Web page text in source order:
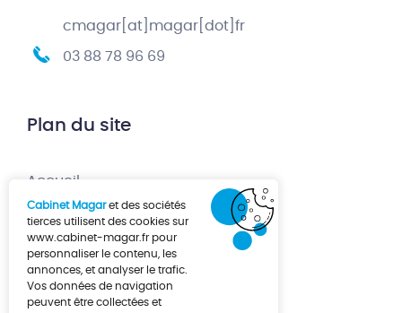
cmagar[at]magar[dot]fr
03 88 78 96 69
Plan du site
Accueil
Création d’entreprise
Développement d’entreprise
À propos
Actualités
Cabinet Magaret des sociétés
tierces utilisent des cookies sur
www.cabinet-magar.frpour
personnaliser le contenu, les
annonces, et analyser le trafic.
Vos données de navigation
peuvent être collectées et